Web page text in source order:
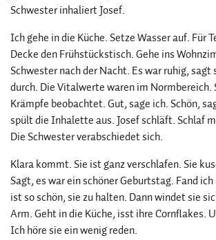
Schwester inhaliert Josef.
Ich gehe in die Küche. Setze Wasser auf. Für
Decke den Frühstückstisch. Gehe ins
Schwester nach der Nacht. Es war ruhig, sagt
durch. Die Vitalwerte waren im Normbereich.
Krämpfe beobachtet. Gut, sage ich. Schön,
spült die Inhalette aus. Josef schläft. Schlaf
Die Schwester verabschiedet sich.
Klara kommt. Sie ist ganz verschlafen. Sie
Sagt, es war ein schöner Geburtstag. Fand ich
ist so schön, sie zu halten. Dann windet sie
Arm. Geht in die Küche, isst ihre Cornflakes.
Ich höre sie ein wenig reden.